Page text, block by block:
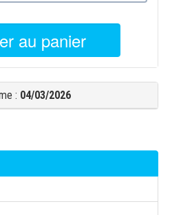
au panier
: 04/03/2026